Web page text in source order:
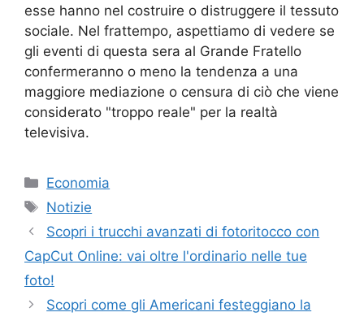
esse hanno nel costruire o distruggere il tessuto
sociale. Nel frattempo, aspettiamo di vedere se
gli eventi di questa sera al Grande Fratello
confermeranno o meno la tendenza a una
maggiore mediazione o censura di ciò che viene
considerato "troppo reale" per la realtà
televisiva.
Categorie
Economia
Tag
Notizie
Scopri i trucchi avanzati di fotoritocco con
CapCut Online: vai oltre l'ordinario nelle tue
foto!
Scopri come gli Americani festeggiano la